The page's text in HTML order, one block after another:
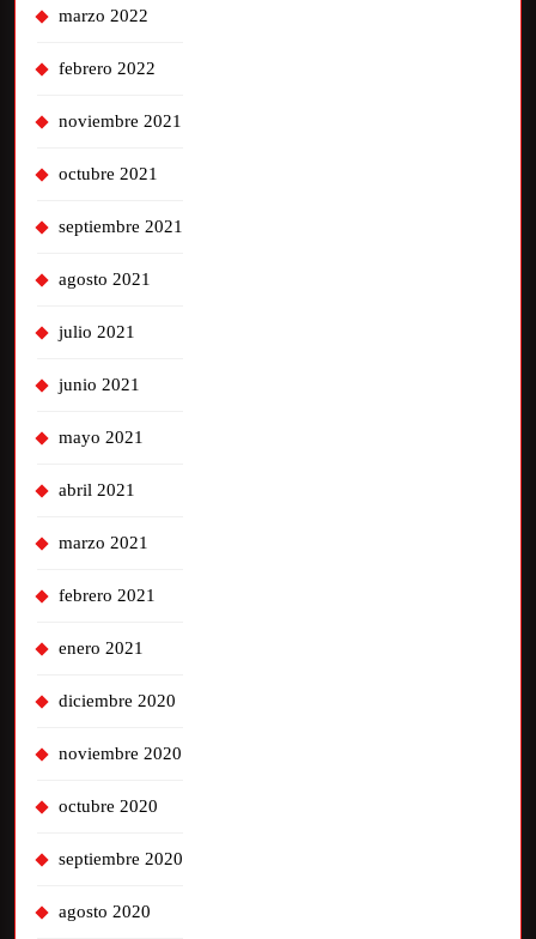
marzo 2022
febrero 2022
noviembre 2021
octubre 2021
septiembre 2021
agosto 2021
julio 2021
junio 2021
mayo 2021
abril 2021
marzo 2021
febrero 2021
enero 2021
diciembre 2020
noviembre 2020
octubre 2020
septiembre 2020
agosto 2020